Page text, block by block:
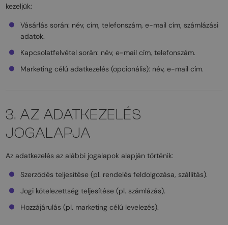
kezeljük:
Vásárlás során: név, cím, telefonszám, e-mail cím, számlázási
adatok.
Kapcsolatfelvétel során: név, e-mail cím, telefonszám.
Marketing célú adatkezelés (opcionális): név, e-mail cím.
3. AZ ADATKEZELÉS
JOGALAPJA
Az adatkezelés az alábbi jogalapok alapján történik:
Szerződés teljesítése (pl. rendelés feldolgozása, szállítás).
Jogi kötelezettség teljesítése (pl. számlázás).
Hozzájárulás (pl. marketing célú levelezés).